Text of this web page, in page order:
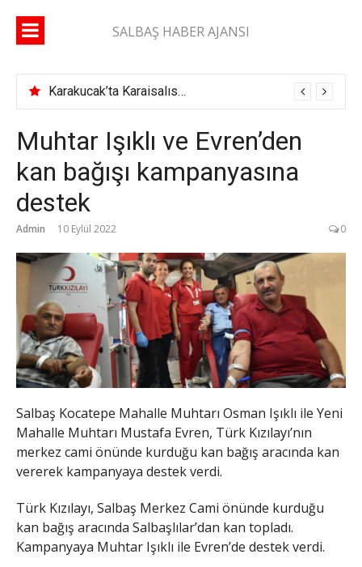
SALBAŞ HABER AJANSI
Karakucak’ta Karaisalıspor fırtınası
Muhtar Işıklı ve Evren’den
kan bağışı kampanyasına
destek
Admin 10 Eylül 2022 0
Salbaş Kocatepe Mahalle Muhtarı Osman Işıklı ile Yeni
Mahalle Muhtarı Mustafa Evren, Türk Kızılayı’nın
merkez cami önünde kurduğu kan bağış aracında kan
vererek kampanyaya destek verdi.
Türk Kızılayı, Salbaş Merkez Cami önünde kurduğu
kan bağış aracında Salbaşlılar’dan kan topladı.
Kampanyaya Muhtar Işıklı ile Evren’de destek verdi.